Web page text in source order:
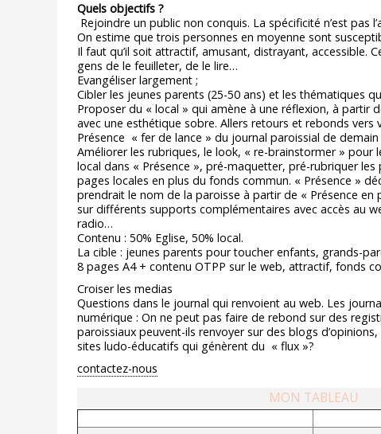
Quels objectifs ?
Rejoindre un public non conquis. La spécificité n’est pas
On estime que trois personnes en moyenne sont
Il faut qu’il soit attractif, amusant, distrayant, accessible.
gens de le feuilleter, de le lire…
Evangéliser largement ;
Cibler les jeunes parents (25-50 ans) et les thématiques
Proposer du « local » qui amène à une réflexion, à
avec une esthétique sobre. Allers retours et rebonds
Présence « fer de lance » du journal paroissial de demain
Améliorer les rubriques, le look, « re-brainstormer »
local dans « Présence », pré-maquetter, pré-rubriquer
pages locales en plus du fonds commun. « Présence »
prendrait le nom de la paroisse à partir de « Présence
sur différents supports complémentaires avec accès au
radio…
Contenu : 50% Eglise, 50% local.
La cible : jeunes parents pour toucher enfants, grands-
8 pages A4 + contenu OTPP sur le web, attractif, fonds
Croiser les medias
Questions dans le journal qui renvoient au web. Les
numérique : On ne peut pas faire de rebond sur des
paroissiaux peuvent-ils renvoyer sur des blogs
sites ludo-éducatifs qui génèrent du « flux »?
contactez-nous
MON TABLEAU